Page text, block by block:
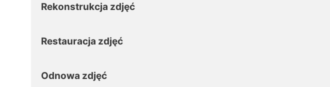
Rekonstrukcja zdjęć
Restauracja zdjęć
Odnowa zdjęć